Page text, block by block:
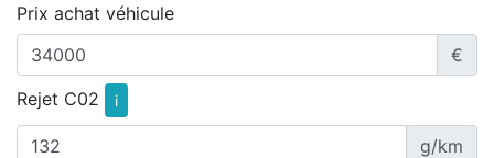
Prix achat véhicule
€
Rejet C02
i
g/km